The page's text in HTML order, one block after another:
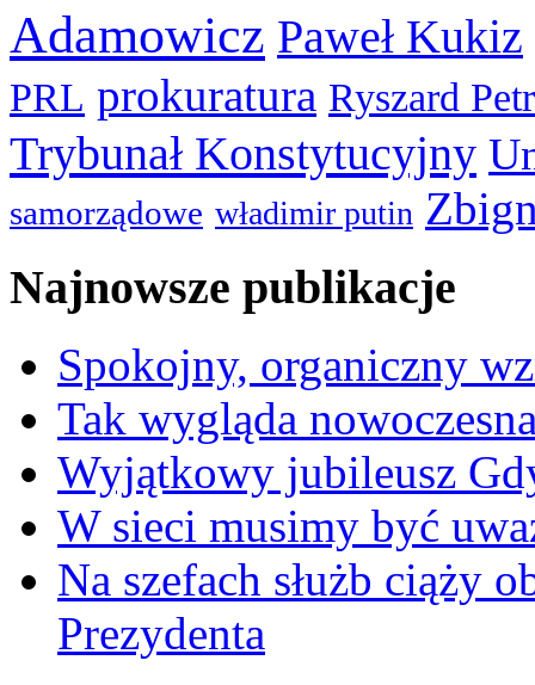
Adamowicz Paweł Kukiz
PRL prokuratura Ryszard
Trybunał Konstytucyjny
samorządowe władimir putin
Najnowsze publikacje
Spokojny, organiczny
Tak wygląda
Wyjątkowy jubileusz
W sieci musimy być
Na szefach służb ciąży
Prezydenta